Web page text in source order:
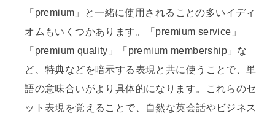
「premium」と一緒に使用されることの多いイディ
オムもいくつかあります。「premium service」
「premium quality」「premium membership」な
ど、特典などを暗示する表現と共に使うことで、単
語の意味合いがより具体的になります。これらのセ
ット表現を覚えることで、自然な英会話やビジネス